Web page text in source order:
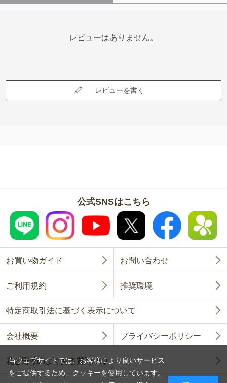
レビューはありません。
レビューを書く
公式SNSはこちら
お買い物ガイド お問い合わせ
ご利用規約 推奨環境
特定商取引法に基づく表示について
会社概要 プライバシーポリシー
花と野菜のよくある質問FAQ
当ウェブサイトでは、お客様により良いサービス
をご提供するため、クッキーを使用しています。